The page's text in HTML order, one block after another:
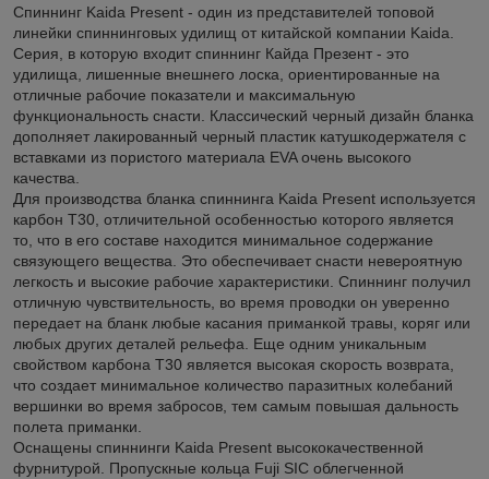
Спиннинг Kaida Present - один из представителей топовой
линейки спиннинговых удилищ от китайской компании Kaida.
Серия, в которую входит спиннинг Кайда Презент - это
удилища, лишенные внешнего лоска, ориентированные на
отличные рабочие показатели и максимальную
функциональность снасти. Классический черный дизайн бланка
дополняет лакированный черный пластик катушкодержателя с
вставками из пористого материала EVA очень высокого
качества.
Для производства бланка спиннинга Kaida Present используется
карбон T30, отличительной особенностью которого является
то, что в его составе находится минимальное содержание
связующего вещества. Это обеспечивает снасти невероятную
легкость и высокие рабочие характеристики. Спиннинг получил
отличную чувствительность, во время проводки он уверенно
передает на бланк любые касания приманкой травы, коряг или
любых других деталей рельефа. Еще одним уникальным
свойством карбона T30 является высокая скорость возврата,
что создает минимальное количество паразитных колебаний
вершинки во время забросов, тем самым повышая дальность
полета приманки.
Оснащены спиннинги Kaida Present высококачественной
фурнитурой. Пропускные кольца Fuji SIC облегченной